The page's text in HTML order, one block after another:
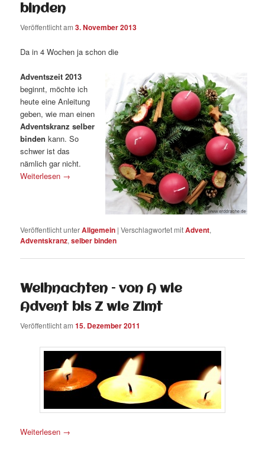
binden
Veröffentlicht am3. November 2013
Da in 4 Wochen ja schon die
Adventszeit 2013
beginnt, möchte ich
heute eine Anleitung
geben, wie man einen
Adventskranz selber
binden kann. So
schwer ist das
nämlich gar nicht.
Weiterlesen →
Veröffentlicht unterAllgemein |Verschlagwortet mitAdvent,
Adventskranz,selber binden
Weihnachten – von A wie
Advent bis Z wie Zimt
Veröffentlicht am15. Dezember 2011
Weiterlesen →